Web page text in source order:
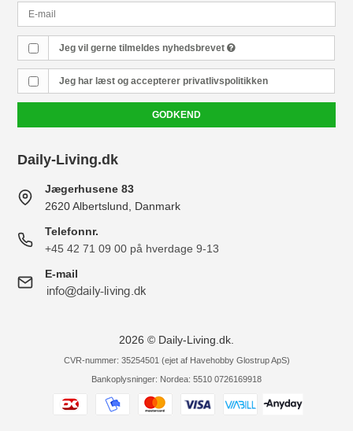
Jeg vil gerne tilmeldes nyhedsbrevet
Jeg har læst og accepterer privatlivspolitikken
GODKEND
Daily-Living.dk
Jægerhusene 83
2620 Albertslund, Danmark
Telefonnr.
+45 42 71 09 00 på hverdage 9-13
E-mail
2026 © Daily-Living.dk.
CVR-nummer: 35254501 (ejet af Havehobby Glostrup ApS)
Bankoplysninger: Nordea: 5510 0726169918